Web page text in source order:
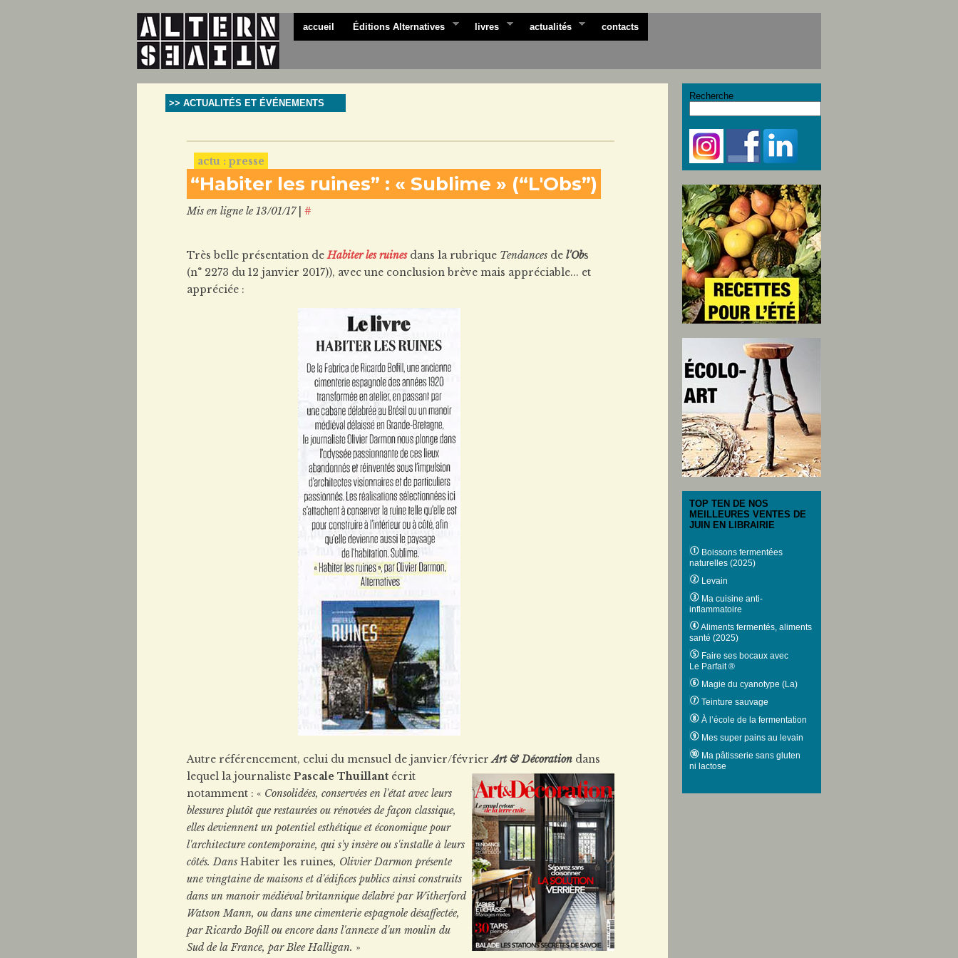
accueil Éditions Alternatives livres actualités contacts
>> ACTUALITÉS ET ÉVÉNEMENTS
actu : presse
“Habiter les ruines” : « Sublime » (“L'Obs”)
Mis en ligne le 13/01/17| #
Très belle présentation deHabiter les ruinesdans la rubrique Tendances de l'Obs
(n° 2273 du 12 janvier 2017)), avec une conclusion brève mais appréciable... et
appréciée :
Autre référencement, celui du mensuel de janvier/févrierArt & Décoration dans
lequel la journaliste Pascale Thuillant écrit
notamment : « Consolidées, conservées en l'état avec leurs
blessures plutôt que restaurées ou rénovées de façon classique,
elles deviennent un potentiel esthétique et économique pour
l'architecture contemporaine, qui s'y insère ou s'installe à leurs
côtés. Dans Habiter les ruines, Olivier Darmon présente
une vingtaine de maisons et d'édifices publics ainsi construits
dans un manoir médiéval britannique délabré par Witherford
Watson Mann, ou dans une cimenterie espagnole désaffectée,
par Ricardo Bofill ou encore dans l'annexe d'un moulin du
Sud de la France, par Blee Halligan. »
Recherche
TOP TEN DE NOS
MEILLEURES VENTES DE
JUIN EN LIBRAIRIE
Boissons fermentées
naturelles (2025)
Levain
Ma cuisine anti-
inflammatoire
Aliments fermentés, aliments
santé (2025)
Faire ses bocaux avec
Le Parfait ®
Magie du cyanotype (La)
Teinture sauvage
À l’école de la fermentation
Mes super pains au levain
Ma pâtisserie sans gluten
ni lactose